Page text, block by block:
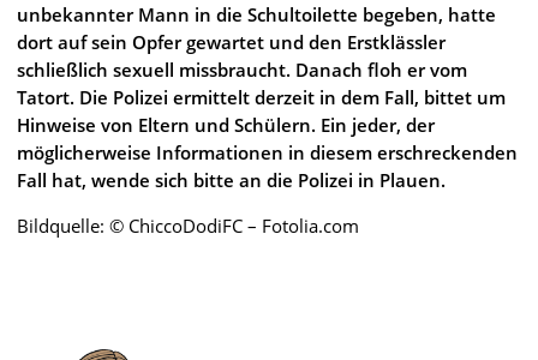
unbekannter Mann in die Schultoilette begeben, hatte
dort auf sein Opfer gewartet und den Erstklässler
schließlich sexuell missbraucht. Danach floh er vom
Tatort. Die Polizei ermittelt derzeit in dem Fall, bittet um
Hinweise von Eltern und Schülern. Ein jeder, der
möglicherweise Informationen in diesem erschreckenden
Fall hat, wende sich bitte an die Polizei in Plauen.
Bildquelle: © ChiccoDodiFC – Fotolia.com